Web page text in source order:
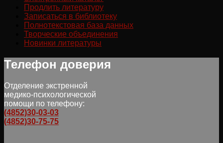
Продлить литературу
Записаться в библиотеку
Полнотекстовая база данных
Творческие объединения
Новинки литературы
Телефон доверия
Отделение экстренной
медико-психологической
помощи по телефону:
(4852)30-03-03
(4852)30-75-75